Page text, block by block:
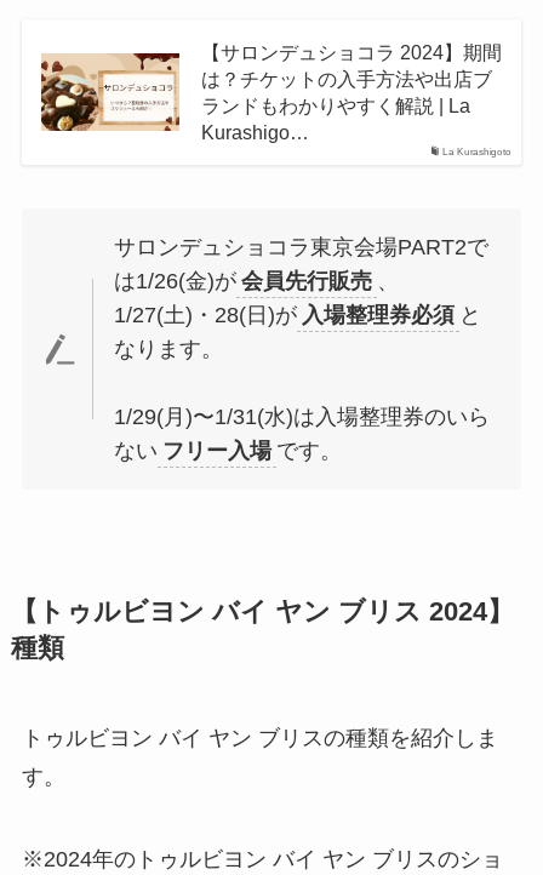
La Kurashigoto
【サロンデュショコラ 2024】期間
は？チケットの入手方法や出店ブ
ランドもわかりやすく解説 | La
Kurashigo…
サロンデュショコラ東京会場PART2で
は1/26(金)が 会員先行販売 、
1/27(土)・28(日)が 入場整理券必須 と
なります。
1/29(月)〜1/31(水)は入場整理券のいら
ない フリー入場 です。
【トゥルビヨン バイ ヤン ブリス 2024】
種類
トゥルビヨン バイ ヤン ブリスの種類を紹介しま
す。
※2024年のトゥルビヨン バイ ヤン ブリスのショ